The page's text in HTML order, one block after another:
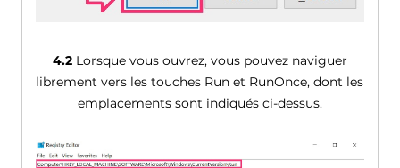
4.2Lorsque vous ouvrez, vous pouvez naviguer
librement vers les touches Run et RunOnce, dont les
emplacements sont indiqués ci-dessus.